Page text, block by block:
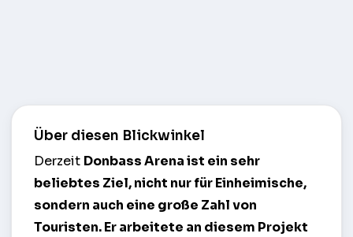
Über diesen Blickwinkel
Derzeit Donbass Arenaist ein sehr
beliebtes Ziel, nicht nur für Einheimische,
sondern auch eine große Zahl von
Touristen. Er arbeitete an diesem Projekt